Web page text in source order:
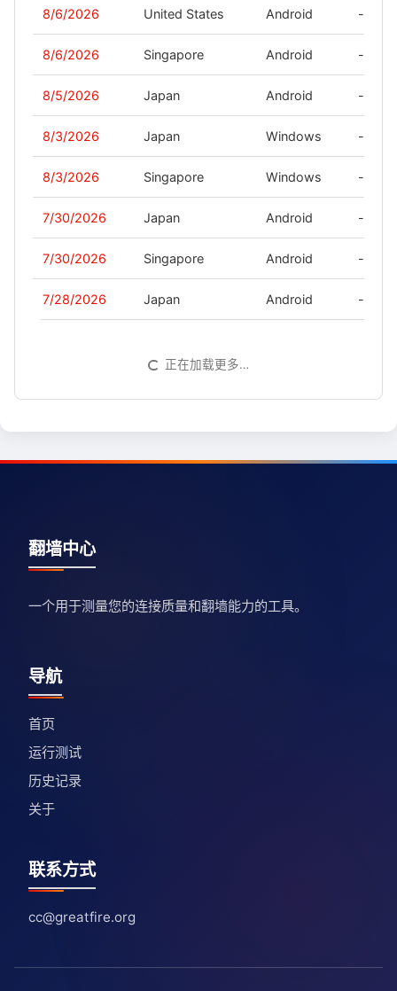
8/6/2026 United States Android -
8/6/2026 Singapore Android -
8/5/2026 Japan Android -
8/3/2026 Japan Windows -
8/3/2026 Singapore Windows -
7/30/2026 Japan Android -
7/30/2026 Singapore Android -
7/28/2026 Japan Android -
正在加载更多…
翻墙中心
一个用于测量您的连接质量和翻墙能力的工具。
导航
首页
运行测试
历史记录
关于
联系方式
cc@greatfire.org